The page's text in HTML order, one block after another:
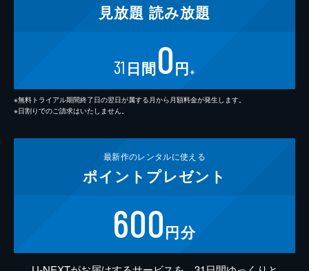
見放題 読み放題
31 日間0円 ※
※無料トライアル期間終了日の翌日が属する月から月額料金が発生します。
※日割りでのご請求はいたしません。
最新作のレンタルに使える
ポイント プレゼント
600円分